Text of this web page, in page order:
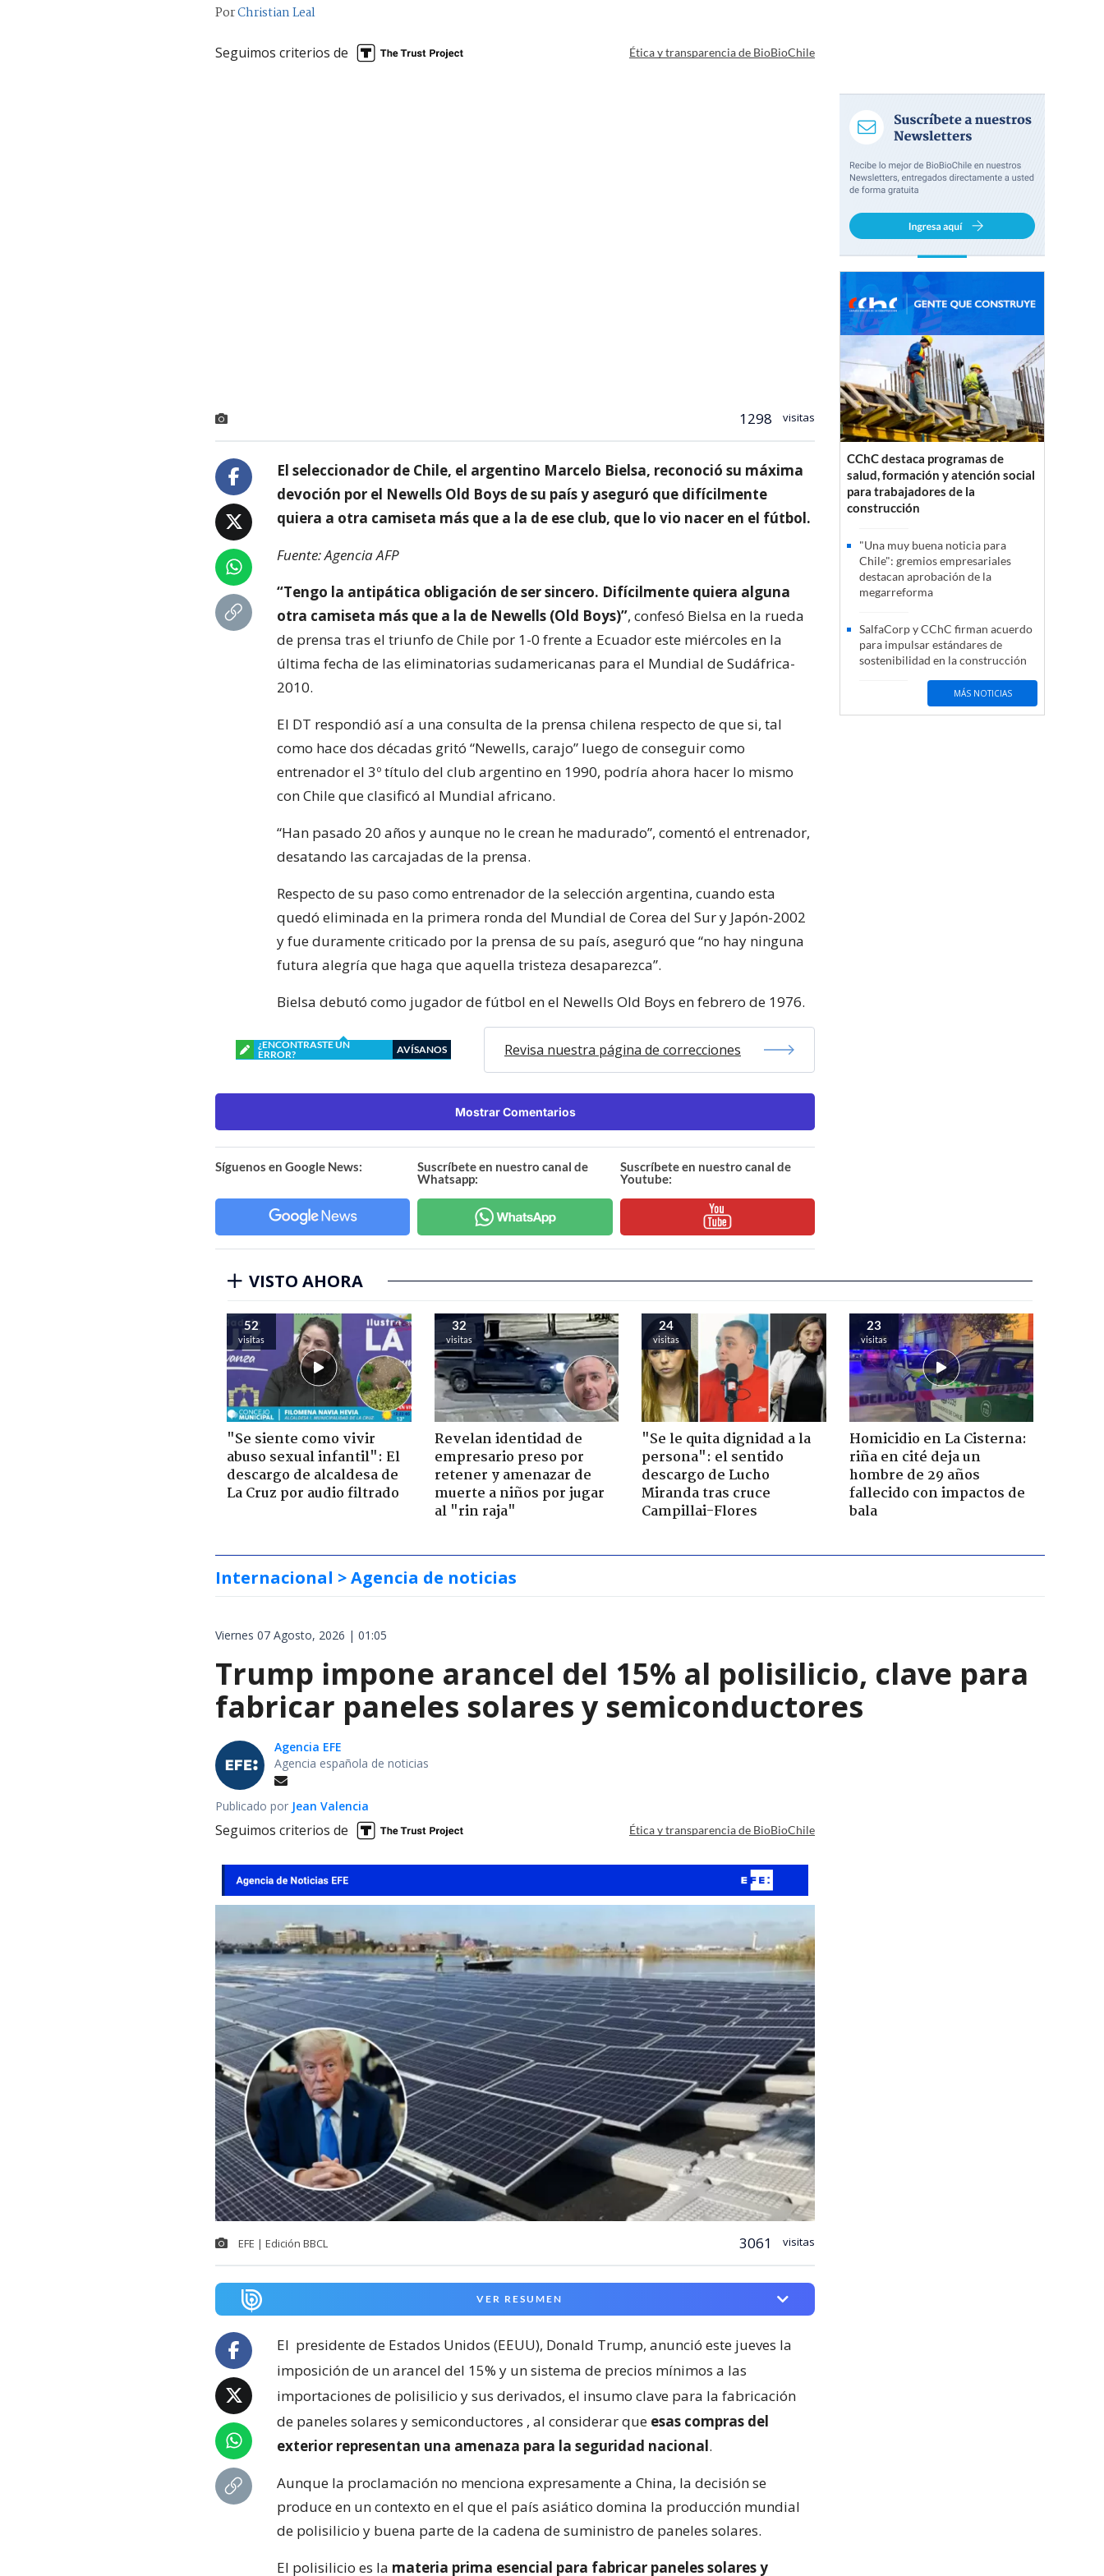
PorChristian Leal
Seguimos criterios de Ética y transparencia de BioBioChile
1298 visitas
El seleccionador de Chile, el argentino Marcelo Bielsa, reconoció su máxima
devoción por el Newells Old Boys de su país y aseguró que difícilmente
quiera a otra camiseta más que a la de ese club, que lo vio nacer en el fútbol.
Fuente: Agencia AFP
“Tengo la antipática obligación de ser sincero. Difícilmente quiera alguna
otra camiseta más que a la de Newells (Old Boys)”, confesó Bielsa en la rueda
de prensa tras el triunfo de Chile por 1-0 frente a Ecuador este miércoles en la
última fecha de las eliminatorias sudamericanas para el Mundial de Sudáfrica-
2010.
El DT respondió así a una consulta de la prensa chilena respecto de que si, tal
como hace dos décadas gritó “Newells, carajo” luego de conseguir como
entrenador el 3º título del club argentino en 1990, podría ahora hacer lo mismo
con Chile que clasificó al Mundial africano.
“Han pasado 20 años y aunque no le crean he madurado”, comentó el entrenador,
desatando las carcajadas de la prensa.
Respecto de su paso como entrenador de la selección argentina, cuando esta
quedó eliminada en la primera ronda del Mundial de Corea del Sur y Japón-2002
y fue duramente criticado por la prensa de su país, aseguró que “no hay ninguna
futura alegría que haga que aquella tristeza desaparezca”.
Bielsa debutó como jugador de fútbol en el Newells Old Boys en febrero de 1976.
¿ENCONTRASTE UN
ERROR?
AVÍSANOS Revisa nuestra página de correcciones
Mostrar Comentarios
Síguenos en Google News:
Suscríbete en nuestro canal de
Whatsapp:
Suscríbete en nuestro canal de
Youtube:
CChC destaca programas de
salud, formación y atención social
para trabajadores de la
construcción
"Una muy buena noticia para
Chile": gremios empresariales
destacan aprobación de la
megarreforma
SalfaCorp y CChC firman acuerdo
para impulsar estándares de
sostenibilidad en la construcción
MÁS NOTICIAS
VISTO AHORA
52
visitas
"Se siente como vivir
abuso sexual infantil": El
descargo de alcaldesa de
La Cruz por audio filtrado
32
visitas
Revelan identidad de
empresario preso por
retener y amenazar de
muerte a niños por jugar
al "rin raja"
24
visitas
"Se le quita dignidad a la
persona": el sentido
descargo de Lucho
Miranda tras cruce
Campillai-Flores
23
visitas
Homicidio en La Cisterna:
riña en cité deja un
hombre de 29 años
fallecido con impactos de
bala
Internacional > Agencia de noticias
Viernes 07 Agosto, 2026 | 01:05
Trump impone arancel del 15% al polisilicio, clave para
fabricar paneles solares y semiconductores
Agencia EFE
Agencia española de noticias
Publicado por Jean Valencia
Seguimos criterios de Ética y transparencia de BioBioChile
EFE | Edición BBCL 3061 visitas
VER RESUMEN
El presidente de Estados Unidos (EEUU), Donald Trump, anunció este jueves la
imposición de un arancel del 15% y un sistema de precios mínimos a las
importaciones de polisilicio y sus derivados, el insumo clave para la fabricación
de paneles solares y semiconductores , al considerar que esas compras del
exterior representan una amenaza para la seguridad nacional.
Aunque la proclamación no menciona expresamente a China, la decisión se
produce en un contexto en el que el país asiático domina la producción mundial
de polisilicio y buena parte de la cadena de suministro de paneles solares.
El polisilicio es la materia prima esencial para fabricar paneles solares y